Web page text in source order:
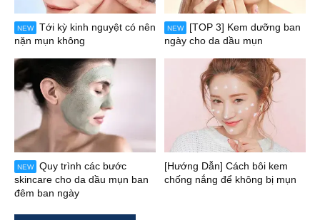
NEW
Tới kỳ kinh nguyệt có nên
nặn mụn không
NEW
[TOP 3] Kem dưỡng ban
ngày cho da dầu mụn
NEW
Quy trình các bước
skincare cho da dầu mụn ban
đêm ban ngày
[Hướng Dẫn] Cách bôi kem
chống nắng để không bị mụn